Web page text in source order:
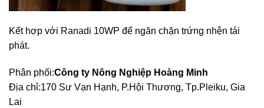
Kết hợp với Ranadi 10WP để ngăn chặn trứng nhện tái
phát.
Phân phối:Công ty Nông Nghiệp Hoàng Minh
Địa chỉ:170 Sư Vạn Hạnh, P.Hội Thương, Tp.Pleiku, Gia
Lai